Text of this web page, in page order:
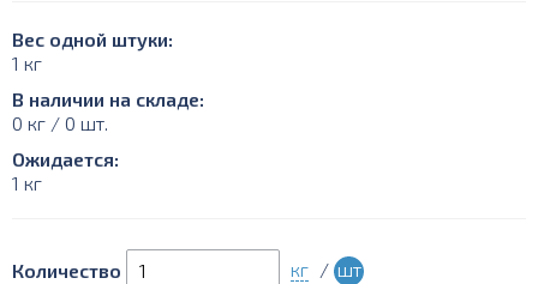
Вес одной штуки:
1 кг
В наличии на складе:
0 кг / 0 шт.
Ожидается:
1 кг
Количество кг / шт